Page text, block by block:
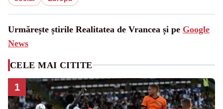
Urmărește știrile Realitatea de Vrancea și pe Google
News
CELE MAI CITITE
1